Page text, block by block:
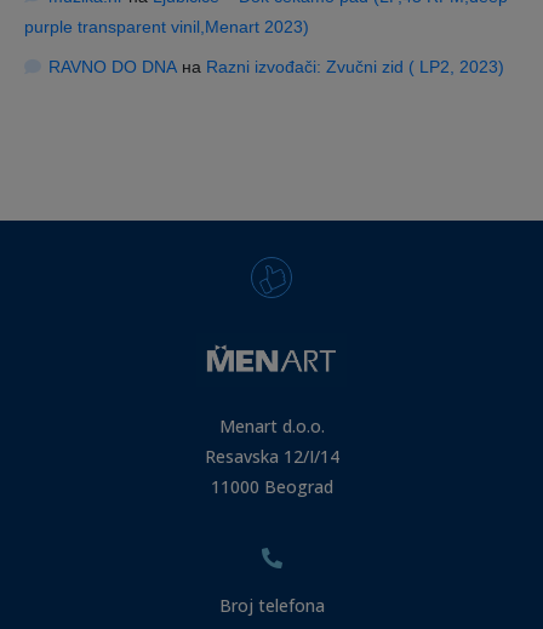
purple transparent vinil,Menart 2023)
RAVNO DO DNAна Razni izvođači: Zvučni zid ( LP2, 2023)
Menart d.o.o.
Resavska 12/I/14
11000 Beograd
Broj telefona